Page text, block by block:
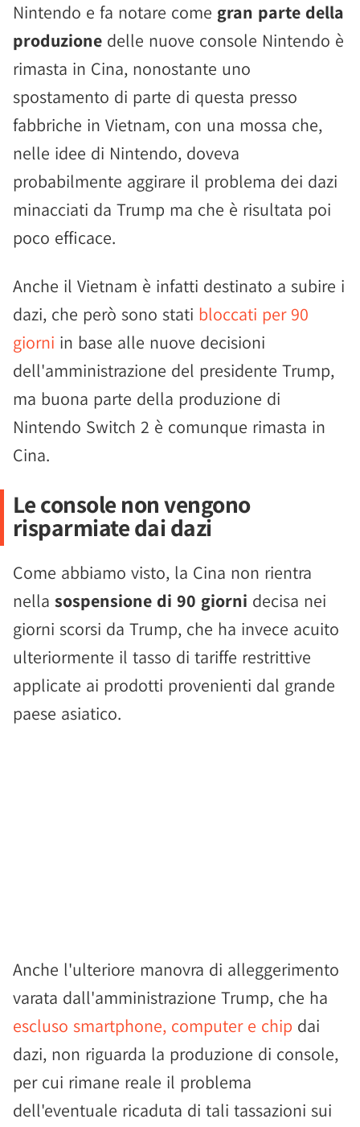
Nintendo e fa notare come gran parte della
produzione delle nuove console Nintendo è
rimasta in Cina, nonostante uno
spostamento di parte di questa presso
fabbriche in Vietnam, con una mossa che,
nelle idee di Nintendo, doveva
probabilmente aggirare il problema dei dazi
minacciati da Trump ma che è risultata poi
poco efficace.
Anche il Vietnam è infatti destinato a subire i
dazi, che però sono stati bloccati per 90
giorni in base alle nuove decisioni
dell'amministrazione del presidente Trump,
ma buona parte della produzione di
Nintendo Switch 2 è comunque rimasta in
Cina.
Le console non vengono
risparmiate dai dazi
Come abbiamo visto, la Cina non rientra
nella sospensione di 90 giorni decisa nei
giorni scorsi da Trump, che ha invece acuito
ulteriormente il tasso di tariffe restrittive
applicate ai prodotti provenienti dal grande
paese asiatico.
Anche l'ulteriore manovra di alleggerimento
varata dall'amministrazione Trump, che ha
escluso smartphone, computer e chip dai
dazi, non riguarda la produzione di console,
per cui rimane reale il problema
dell'eventuale ricaduta di tali tassazioni sui